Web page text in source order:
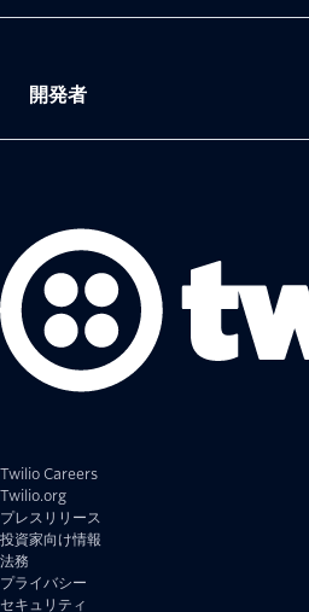
Twilio Careers
Twilio.org
プレスリリース
投資家向け情報
法務
プライバシー
セキュリティ
開発者